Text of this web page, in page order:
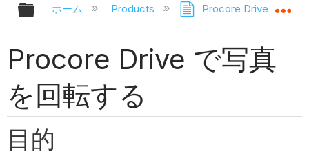
グローバル階層を展開/折りたたむ
ホーム Products Procore Drive
Procore Drive で写真
を回転する
目的